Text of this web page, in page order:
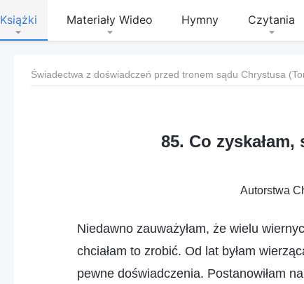
Książki Materiały Wideo Hymny Czytania
Świadectwa z doświadczeń przed tronem sądu Chrystusa
85. Co
Autorstwa
Niedawno zauważyłam, że wielu
chciałam to zrobić. Od lat byłam
pewne doświadczenia. Postanowiłam